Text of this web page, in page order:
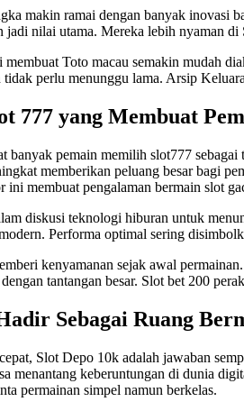
makin ramai dengan banyak inovasi
jadi nilai utama. Mereka lebih nyaman
membuat Toto macau semakin mudah
perlu menunggu lama. Arsip
777 yang Membuat
banyak pemain memilih slot777
memberikan peluang besar bagi
ini membuat pengalaman bermain slot
diskusi teknologi hiburan untuk
Performa optimal sering
kenyamanan sejak awal
tantangan besar. Slot bet 200
Sebagai Ruang
Slot Depo 10k adalah jawaban
menantang keberuntungan di dunia
permainan simpel namun berkelas.